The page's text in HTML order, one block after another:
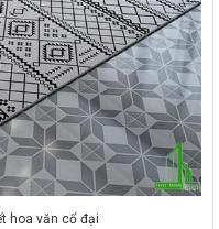
hoa văn cổ đại